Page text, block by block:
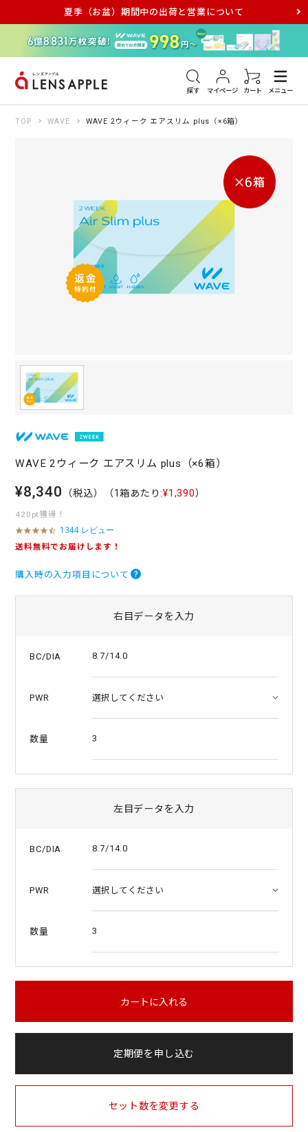
夏季（お盆）期間中の出荷と営業について
探す マイページ カート メニュー
アキュビュー メダリスト メガネ
TOP WAVE WAVE 2ウィーク エアスリム plus（×6箱）
WAVE 2ウィーク エアスリム plus（×6箱）
¥8,340 （税込） （1箱あたり:¥1,390）
420pt獲得！
4
.
t
n
1344 レビュー
送料無料でお届けします！
購入時の入力項目について
右目データを入力
BC/DIA 8.7/14.0
PWR
数量 3
左目データを入力
BC/DIA 8.7/14.0
PWR
数量 3
カートに入れる
定期便を申し込む
セット数を変更する